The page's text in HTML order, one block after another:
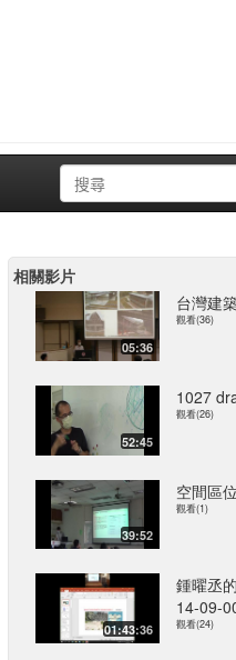
相關影片
05:36
台灣建
觀看(36)
52:45
1027
觀看(26)
39:52
空間區
觀看(1)
01:43:36
鍾曜丞
14-09-
觀看(24)